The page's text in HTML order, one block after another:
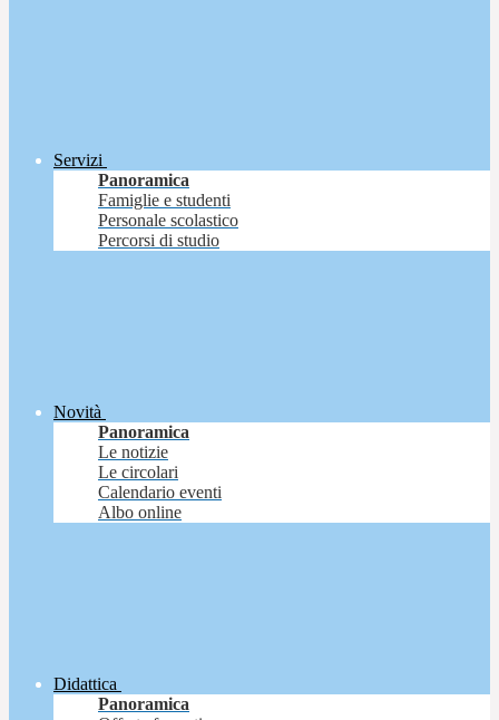
Servizi
Panoramica
Famiglie e studenti
Personale scolastico
Percorsi di studio
Novità
Panoramica
Le notizie
Le circolari
Calendario eventi
Albo online
Didattica
Panoramica